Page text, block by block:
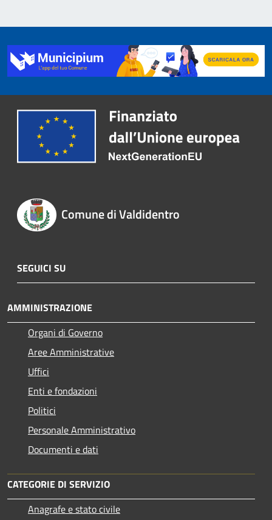
Comune di Valdidentro
SEGUICI SU
AMMINISTRAZIONE
Organi di Governo
Aree Amministrative
Uffici
Enti e fondazioni
Politici
Personale Amministrativo
Documenti e dati
CATEGORIE DI SERVIZIO
Anagrafe e stato civile